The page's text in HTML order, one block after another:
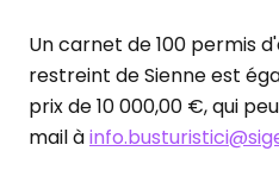
Un carnet de 100 permis
restreint de Sienne est
prix de 10 000,00 €, qui
mail à